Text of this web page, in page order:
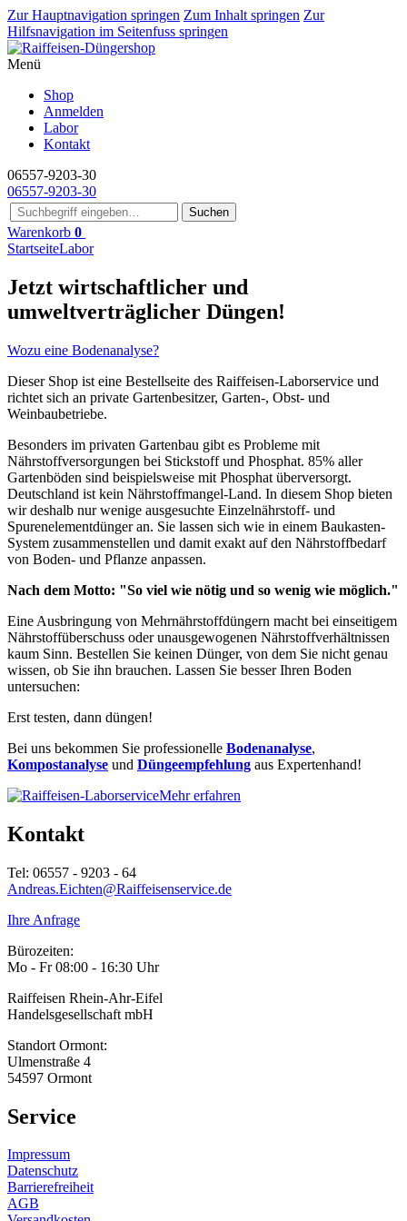
Zur Hauptnavigation springen Zum Inhalt springen Zur
Hilfsnavigation im Seitenfuss springen
Menü
Shop
Anmelden
Labor
Kontakt
06557-9203-30
06557-9203-30
Suchen
Warenkorb 0
StartseiteLabor
Jetzt wirtschaftlicher und
umweltverträglicher Düngen!
Wozu eine Bodenanalyse?
Dieser Shop ist eine Bestellseite des Raiffeisen-Laborservice und
richtet sich an private Gartenbesitzer, Garten-, Obst- und
Weinbaubetriebe.
Besonders im privaten Gartenbau gibt es Probleme mit
Nährstoffversorgungen bei Stickstoff und Phosphat. 85% aller
Gartenböden sind beispielsweise mit Phosphat überversorgt.
Deutschland ist kein Nährstoffmangel-Land. In diesem Shop bieten
wir deshalb nur wenige ausgesuchte Einzelnährstoff- und
Spurenelementdünger an. Sie lassen sich wie in einem Baukasten-
System zusammenstellen und damit exakt auf den Nährstoffbedarf
von Boden- und Pflanze anpassen.
Nach dem Motto: "So viel wie nötig und so wenig wie möglich."
Eine Ausbringung von Mehrnährstoffdüngern macht bei einseitigem
Nährstoffüberschuss oder unausgewogenen Nährstoffverhältnissen
kaum Sinn. Bestellen Sie keinen Dünger, von dem Sie nicht genau
wissen, ob Sie ihn brauchen. Lassen Sie besser Ihren Boden
untersuchen:
Erst testen, dann düngen!
Bei uns bekommen Sie professionelle Bodenanalyse,
Kompostanalyse und Düngeempfehlung aus Expertenhand!
Mehr erfahren
Kontakt
Tel: 06557 - 9203 - 64
Andreas.Eichten@Raiffeisenservice.de
Ihre Anfrage
Bürozeiten:
Mo - Fr 08:00 - 16:30 Uhr
Raiffeisen Rhein-Ahr-Eifel
Handelsgesellschaft mbH
Standort Ormont:
Ulmenstraße 4
54597 Ormont
Service
Impressum
Datenschutz
Barrierefreiheit
AGB